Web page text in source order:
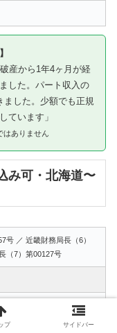
産から1年4ヶ月が経
した。パート収入の
ました。少額でも正規
ています」
はありません
み可・北海道〜
号 ／ 近畿財務局長（6）
（7）第00127号
プ サイドバー